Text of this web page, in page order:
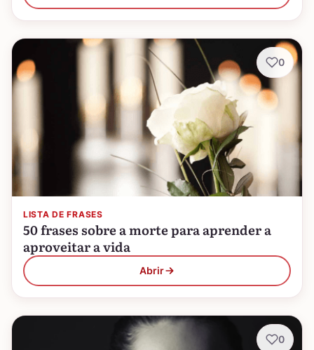
LISTA DE FRASES
50 frases sobre a morte para aprender a
aproveitar a vida
Abrir
0
0